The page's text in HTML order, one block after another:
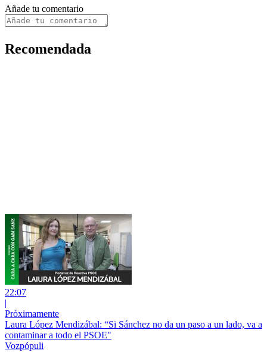
Añade tu comentario
Recomendada
22:07
|
Próximamente
Laura López Mendizábal: “Si Sánchez no da un paso a un lado, va a
contaminar a todo el PSOE"
Vozpópuli